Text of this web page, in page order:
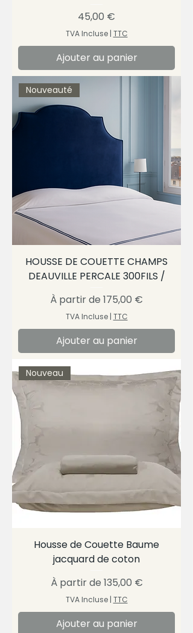
Prix
45,00 €
TVA Incluse| TTC
Ajouter au panier
Nouveauté
HOUSSE DE COUETTE CHAMPS
DEAUVILLE PERCALE 300FILS /
À partir de 175,00 €
Prix promotionnel
TVA Incluse| TTC
Ajouter au panier
Nouveau
Housse de Couette Baume
jacquard de coton
À partir de 135,00 €
Prix promotionnel
TVA Incluse| TTC
Ajouter au panier